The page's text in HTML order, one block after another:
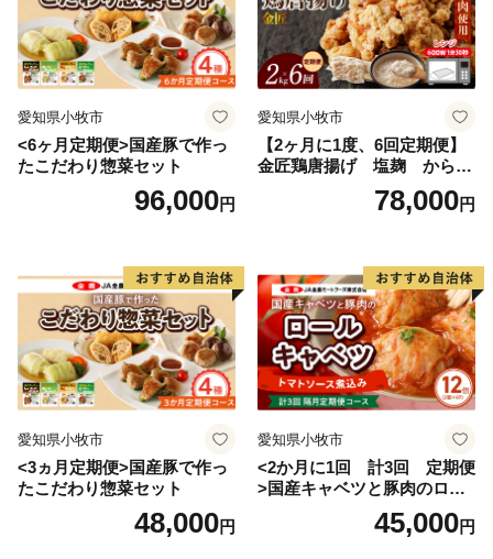
愛知県小牧市
<6ヶ月定期便>国産豚で作っ
たこだわり惣菜セット
96,000円
愛知県小牧市
【2ヶ月に1度、6回定期便】
金匠鶏唐揚げ 塩麹 からあ
78,000円
愛知県小牧市
<3ヵ月定期便>国産豚で作っ
たこだわり惣菜セット
48,000円
愛知県小牧市
<2か月に1回 計3回 定期便
>国産キャベツと豚肉のロー
ルキャベツ（6P入り）
45,000円